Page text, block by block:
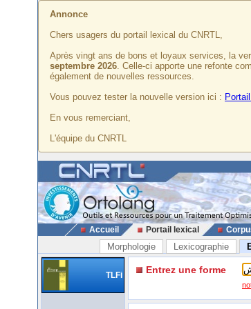
Annonce
Chers usagers du portail lexical du CNRTL,
Après vingt ans de bons et loyaux services, la
septembre 2026. Celle-ci apporte une refonte
également de nouvelles ressources.
Vous pouvez tester la nouvelle version ici :
En vous remerciant,
L'équipe du CNRTL
Accueil Portail lexical
Morphologie Lexicographie
TLFi Entrez une forme